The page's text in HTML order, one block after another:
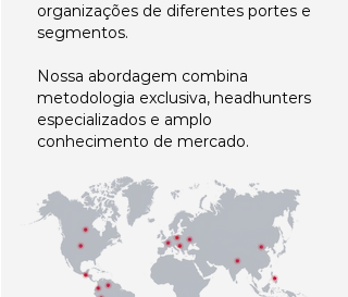
organizações de diferentes portes e
segmentos.
Nossa abordagem combina
metodologia exclusiva, headhunters
especializados e amplo
conhecimento de mercado.